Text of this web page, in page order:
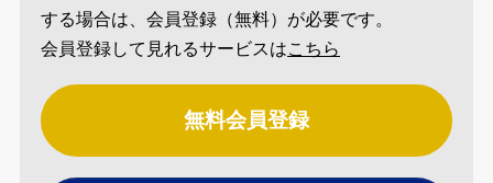
する場合は、会員登録（無料）が必要です。
会員登録して見れるサービスはこちら
無料会員登録